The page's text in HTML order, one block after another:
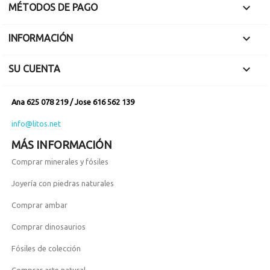
Espectacular brillo.
MÉTODOS DE PAGO 
INFORMACIÓN 
SU CUENTA 
Ana 625 078 219 / Jose 616 562 139
info@litos.net
MÁS INFORMACIÓN
Comprar minerales y fósiles
Joyería con piedras naturales
Comprar ambar
Comprar dinosaurios
Fósiles de colección